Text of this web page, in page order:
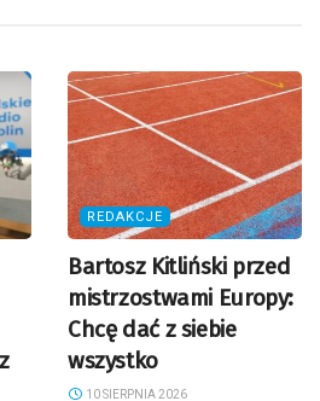
REDAKCJE
Bartosz Kitliński przed
mistrzostwami Europy:
Chcę dać z siebie
wszystko
10 SIERPNIA 2026